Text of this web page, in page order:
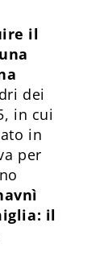
il
dei
in cui
in
per
il